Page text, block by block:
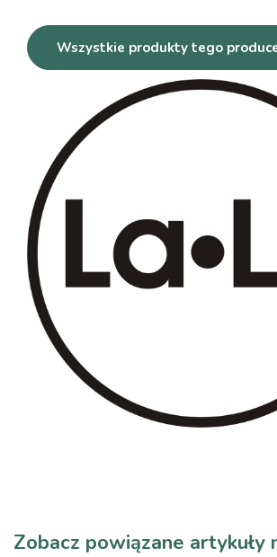
Wszystkie produkty tego
Zobacz powiązane artykuły